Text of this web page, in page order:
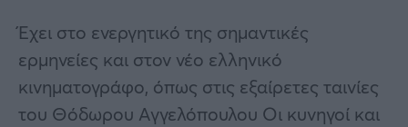
Έχει στο ενεργητικό της σημαντικές
ερμηνείες και στον νέο ελληνικό
κινηματογράφο, όπως στις εξαίρετες ταινίες
του Θόδωρου Αγγελόπουλου Οι κυνηγοί και